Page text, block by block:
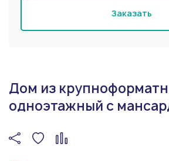
Заказать
Дом из
одноэтажный с